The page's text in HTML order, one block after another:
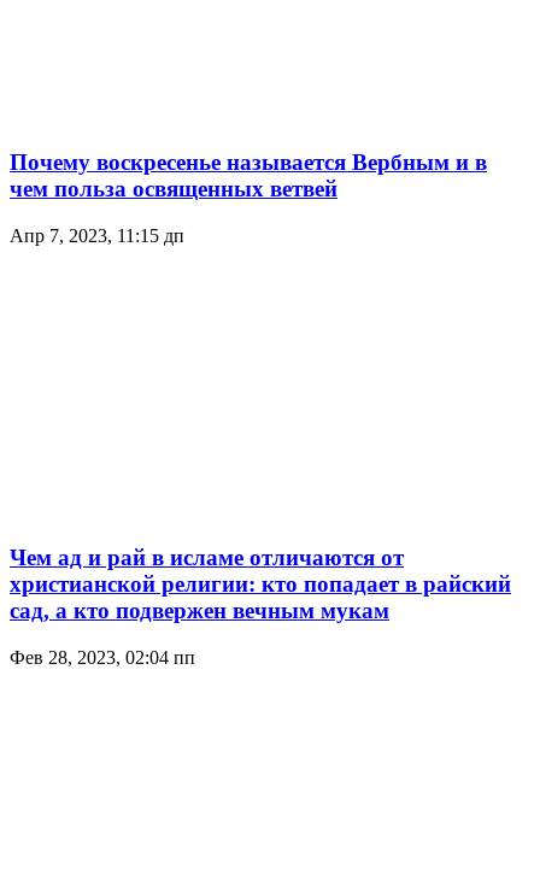
Почему воскресенье называется Вербным и в
чем польза освященных ветвей
Апр 7, 2023, 11:15 дп
Чем ад и рай в исламе отличаются от
христианской религии: кто попадает в райский
сад, а кто подвержен вечным мукам
Фев 28, 2023, 02:04 пп